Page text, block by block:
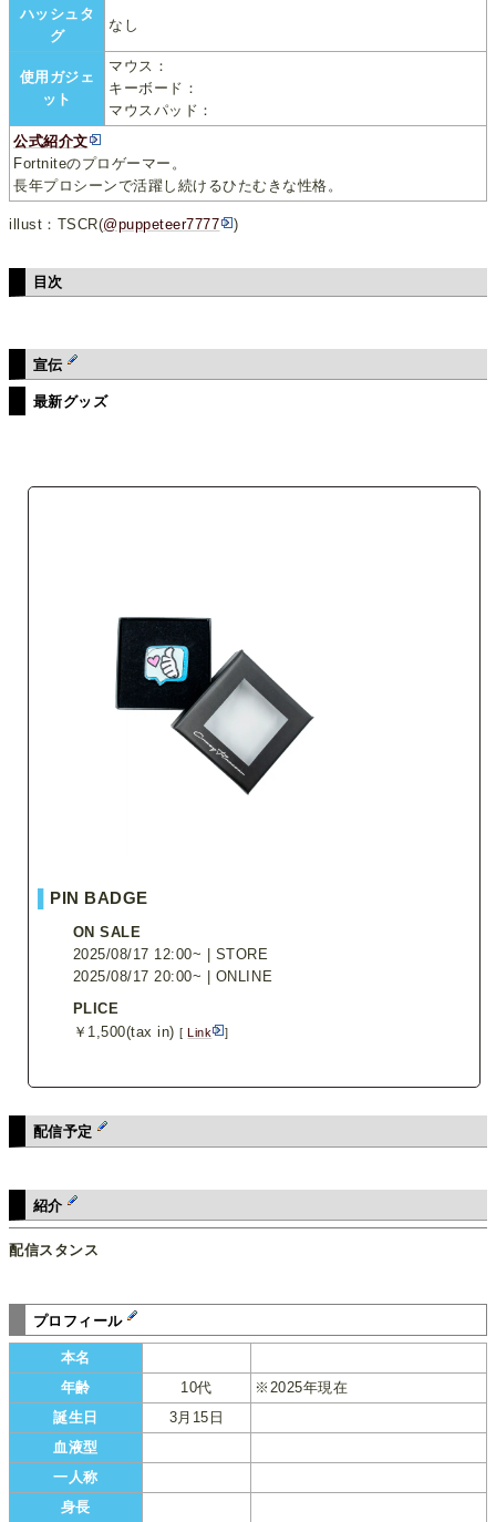
ハッシュタ
グ
なし
使用ガジェ
ット
マウス：
キーボード：
マウスパッド：
公式紹介文
Fortniteのプロゲーマー。
長年プロシーンで活躍し続けるひたむきな性格。
illust：TSCR(@puppeteer7777 )
目次
宣伝
最新グッズ
PIN BADGE
ON SALE
2025/08/17 12:00~ | STORE
2025/08/17 20:00~ | ONLINE
PLICE
￥1,500(tax in)[Link ]
配信予定
紹介
配信スタンス
プロフィール
本名
年齢
10代
※2025年現在
誕生日
3月15日
血液型
一人称
身長